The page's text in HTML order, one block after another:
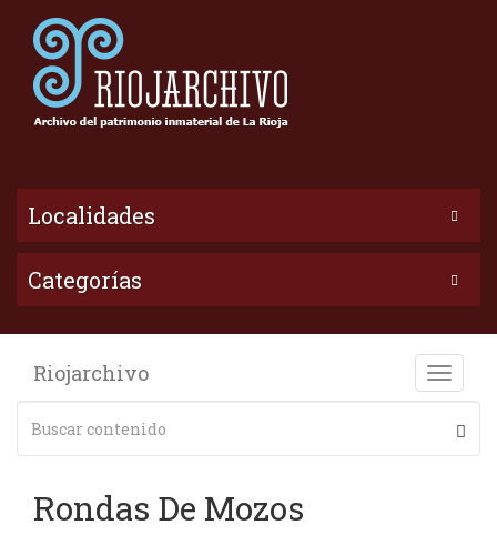
Localidades
Categorías
Toggle
Riojarchivo
Rondas De Mozos